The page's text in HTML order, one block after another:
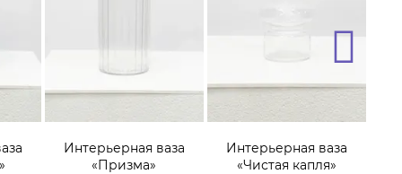
Интерьерная ваза
«Призма»
Интерьерная ваза
«Чистая капля»